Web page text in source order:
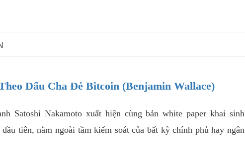
Dấu Cha Đẻ Bitcoin (Benjamin Wallace)
Satoshi Nakamoto xuất hiện cùng bản white paper khai sinh
tiên, nằm ngoài tầm kiểm soát của bất kỳ chính phủ hay ngân